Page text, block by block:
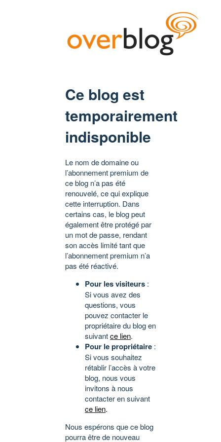
Ce blog est
temporairement
indisponible
Le nom de domaine ou
l’abonnement premium de
ce blog n’a pas été
renouvelé, ce qui explique
cette interruption. Dans
certains cas, le blog peut
également être protégé par
un mot de passe, rendant
son accès limité tant que
l’abonnement premium n’a
pas été réactivé.
Pour les visiteurs :
Si vous avez des
questions, vous
pouvez contacter le
propriétaire du blog en
suivantce lien.
Pour le propriétaire :
Si vous souhaitez
rétablir l’accès à votre
blog, nous vous
invitons à nous
contacter en suivant
ce lien.
Nous espérons que ce blog
pourra être de nouveau